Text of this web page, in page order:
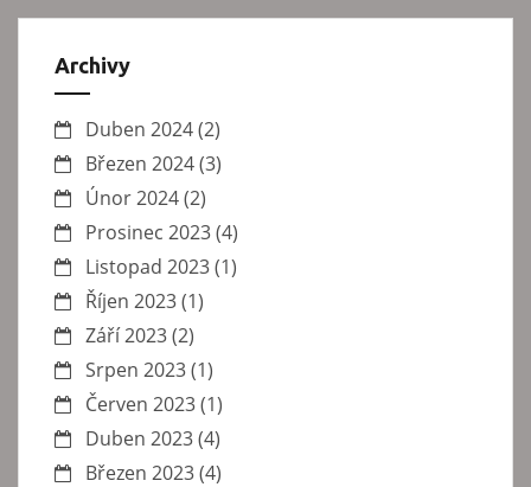
Archivy
Duben 2024(2)
Březen 2024(3)
Únor 2024(2)
Prosinec 2023(4)
Listopad 2023(1)
Říjen 2023(1)
Září 2023(2)
Srpen 2023(1)
Červen 2023(1)
Duben 2023(4)
Březen 2023(4)